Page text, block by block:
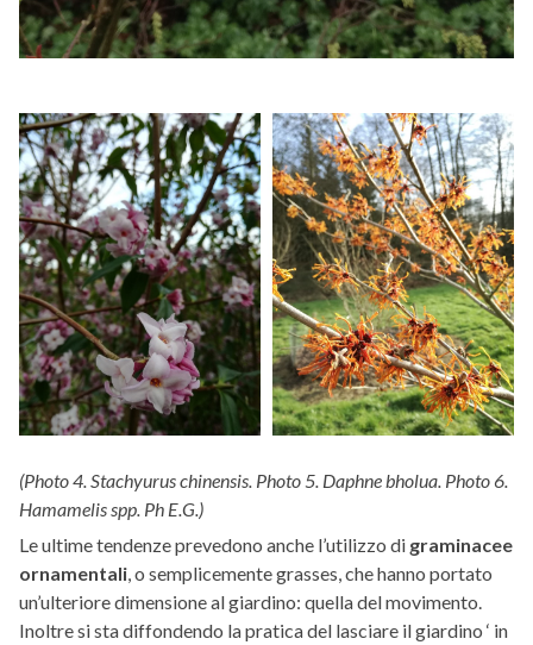
(Photo 4. Stachyurus chinensis. Photo 5. Daphne bholua. Photo 6.
Hamamelis spp. Ph E.G.)
Le ultime tendenze prevedono anche l’utilizzo di graminacee
ornamentali, o semplicemente grasses, che hanno portato
un’ulteriore dimensione al giardino: quella del movimento.
Inoltre si sta diffondendo la pratica del lasciare il giardino ‘ in